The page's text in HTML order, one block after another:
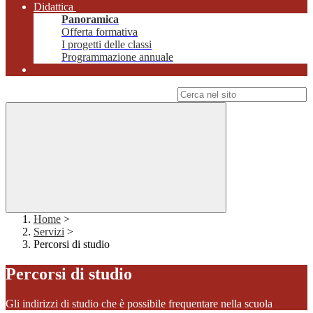
Didattica
Panoramica
Offerta formativa
I progetti delle classi
Programmazione annuale
Home >
Servizi >
Percorsi di studio
Percorsi di studio
Gli indirizzi di studio che è possibile frequentare nella scuola